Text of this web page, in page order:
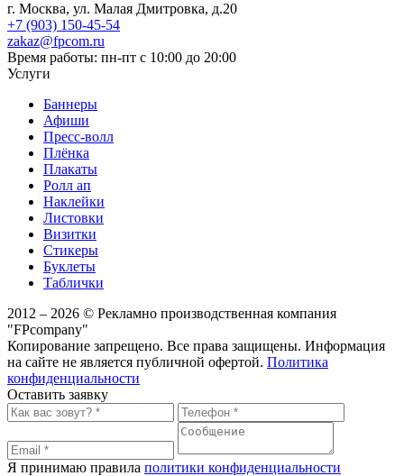
г. Москва, ул. Малая Дмитровка, д.20
+7 (903) 150-45-54
zakaz@fpcom.ru
Время работы: пн-пт с 10:00 до 20:00
Услуги
Баннеры
Афиши
Пресс-волл
Плёнка
Плакаты
Ролл ап
Наклейки
Листовки
Визитки
Стикеры
Буклеты
Таблички
2012 – 2026 © Рекламно производственная компания
"FPcompany"
Копирование запрещено. Все права защищены. Информация
на сайте не является публичной офертой. Политика
конфиденциальности
Оставить заявку
Я принимаю правила политики конфиденциальности